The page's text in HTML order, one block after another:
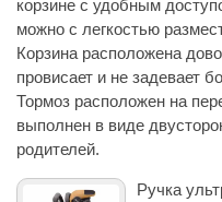
корзине с удобным
можно с легкостью
Корзина расположена
провисает и не задевает
Тормоз расположен на
выполнен в виде
родителей.
Ручка